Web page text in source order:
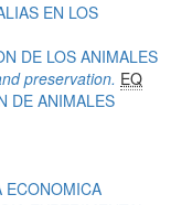
EN LOS
DE LOS ANIMALES
preservation. EQ
DE ANIMALES
ECONOMICA